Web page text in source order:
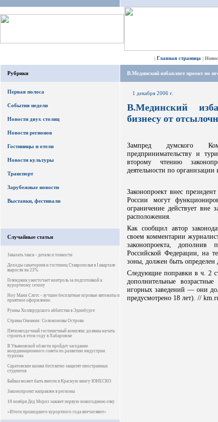
| Главная страница |
Рубрики
Первая полоса
События недели
Новости двух столиц
Новости регионов
Гостиницы и отели
Новости культуры
Транспорт
Зарубежные новости
Выставки, фестивали
Случайные статьи
Заказать такси - детали и тонкости
Доходы санаториев и гостиниц Ставрополья в I квартале
выросли на 23%
Геленджик ужесточает контроль за подготовкой к
курортному сезону
Ноу Мани Слотс - лучшие бесплатные игровые автоматы и
приятное оформление.
Руины Холлирудского аббатства в Эдинбурге
Страны Океании: Соломоновы Острова
Пятизвездочный гостиничный комплекс должны начать
строить в этом году в Хабаровске
В Ульяновской области пройдет заседание
координационного совета по развитию индустрии
туризма
Саратовские казаки бесплатно защитят иностранных
студентов
Байкал может быть внесен в Красную книгу ЮНЕСКО
Законопроект направлен в регионы
18 ноября Дед Мороз зажжет первую новогоднюю елку
«Итоги прошедшего курортного года впечатляют»
В.Мединский избавляет проект по
1 декабря 2006 г.
В.Мединский
бизнесу от
Зампред думского
предпринимательству и
второму чтению
деятельности по
Законопроект внес
России могут
ограничение действует
расположения.
Как сообщил автор
своем комментарии
законопроекта,
Российской Федерации, на
зоны, должен быть
Следующие поправки в ч. 2
дополнительные
игорных заведений — они
предусмотрено 18 лет). //